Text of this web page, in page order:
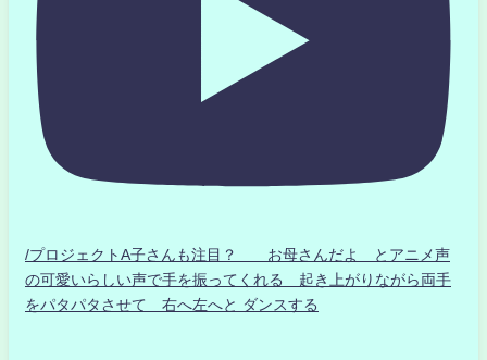
/プロジェクトA子さんも注目？ お母さんだよ とアニメ声
の可愛いらしい声で手を振ってくれる 起き上がりながら両手
をパタパタさせて 右へ左へと ダンスする